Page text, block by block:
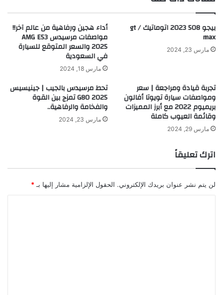
بيجو 508 2023 اتوماتيك / gt
max
مارس 23, 2024
أداء هجين ورفاهية من عالم آخر!!
مواصفات مرسيدس AMG E53
2025 والسعر المتوقع للسيارة
في السعودية
مارس 18, 2024
تجربة قيادة ومراجعة | سعر
ومواصفات سيارة تويوتا أفالون
بريميوم 2022 مع أبرز المميزات
وقائمة العيوب كاملة
مارس 29, 2024
تحط مرسيدس بالجيب | جينيسيس
G80 2025 تمزج بين القوة
والفخامة والرفاهية..
مارس 23, 2024
اترك تعليقاً
لن يتم نشر عنوان بريدك الإلكتروني. الحقول الإلزامية مشار إليها بـ *